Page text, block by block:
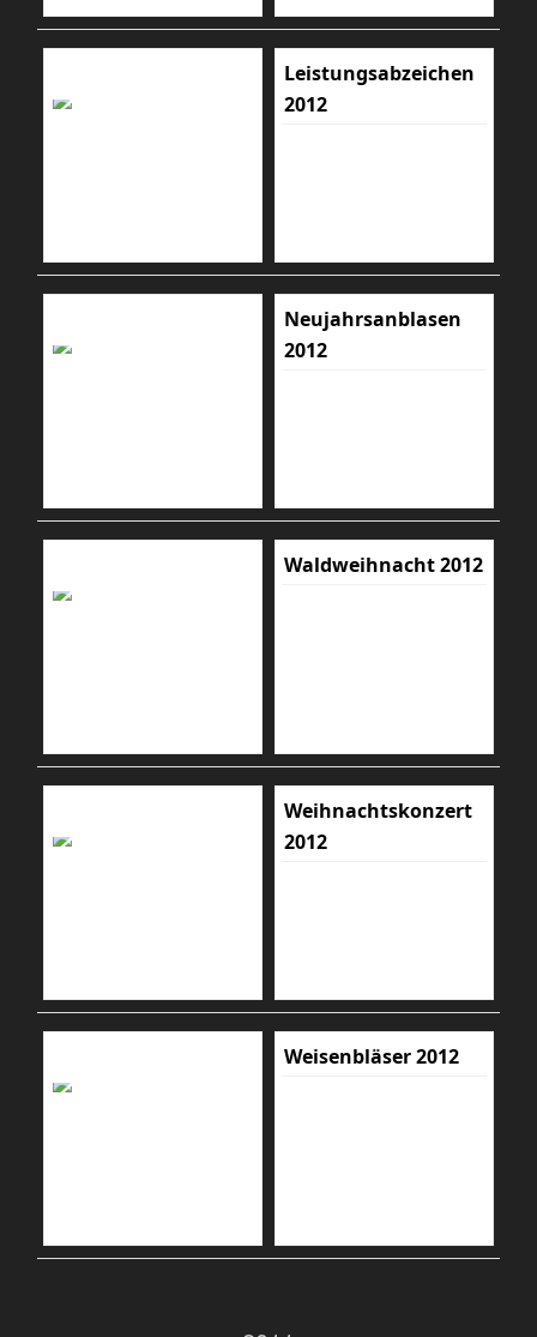
Leistungsabzeichen
2012
Neujahrsanblasen
2012
Waldweihnacht 2012
Weihnachtskonzert
2012
Weisenbläser 2012